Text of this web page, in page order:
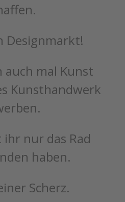
Designmarkt!
auch mal Kunst
Kunsthandwerk
nur das Rad
haben.
Scherz.